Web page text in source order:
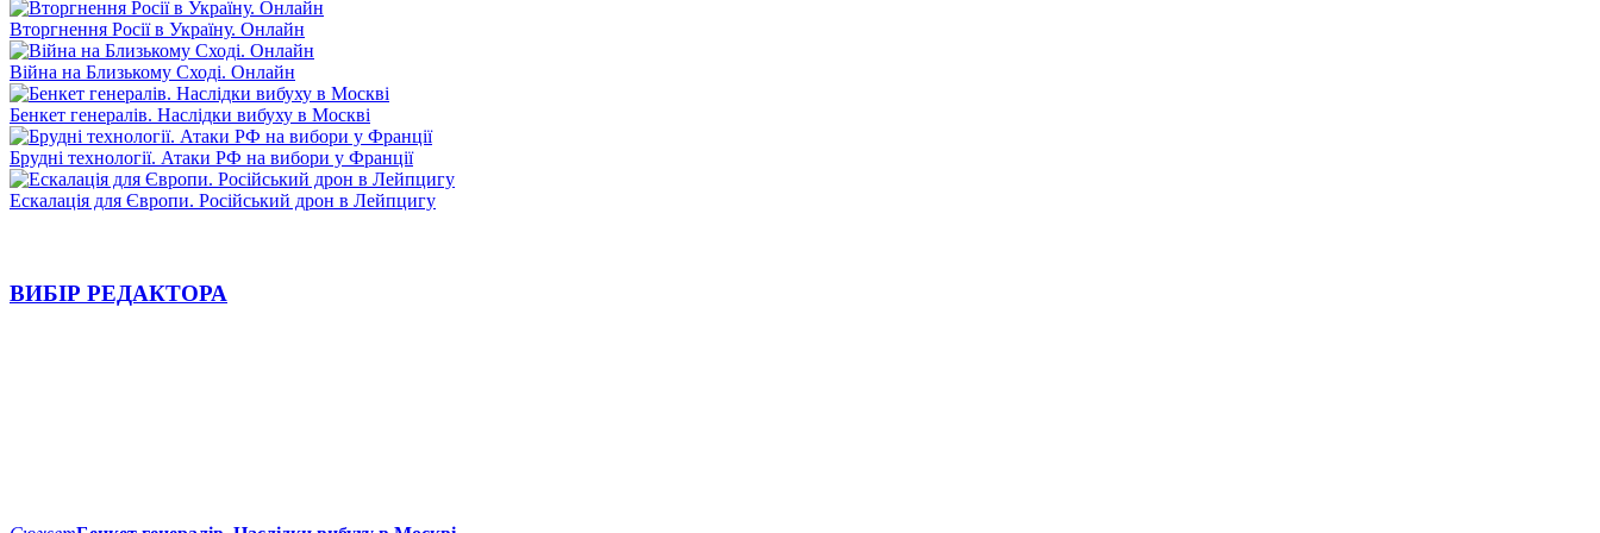
Вторгнення Росії в Україну. Онлайн
Війна на Близькому Сході. Онлайн
Бенкет генералів. Наслідки вибуху в Москві
Брудні технології. Атаки РФ на вибори у Франції
Ескалація для Європи. Російський дрон в Лейпцигу
ВИБІР РЕДАКТОРА